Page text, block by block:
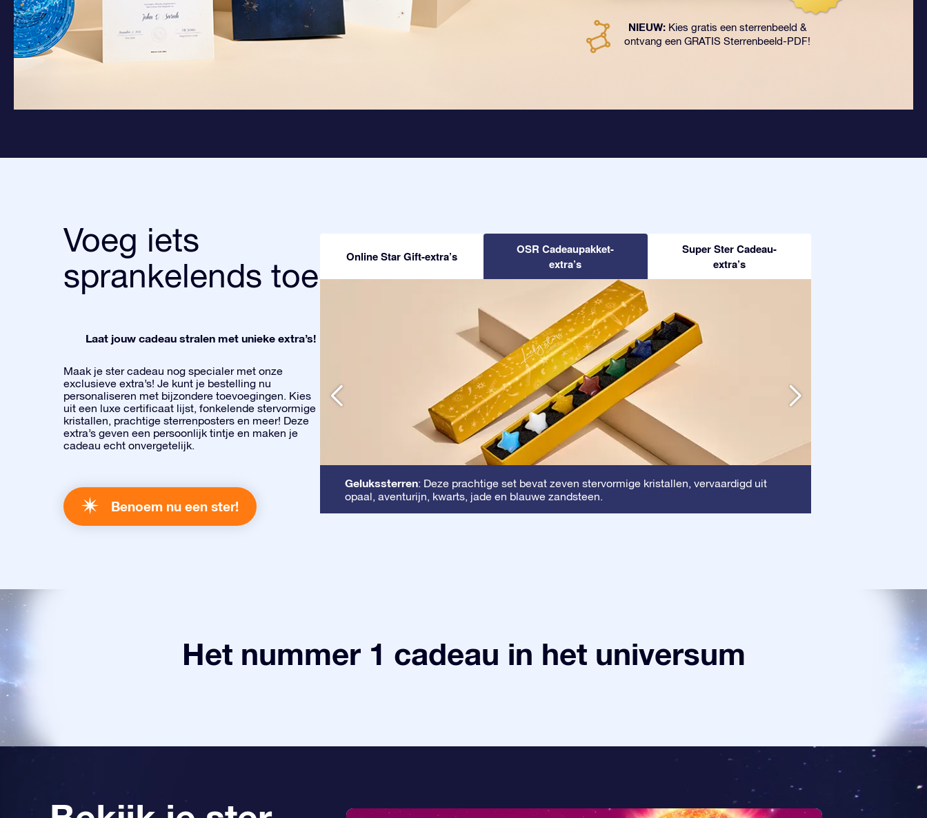
NIEUW:Kies gratis een sterrenbeeld &
ontvang een GRATIS Sterrenbeeld-PDF!
Voeg iets
sprankelends toe
Laat jouw cadeau stralen met unieke extra’s!
Maak je ster cadeau nog specialer met onze
exclusieve extra’s! Je kunt je bestelling nu
personaliseren met bijzondere toevoegingen. Kies
uit een luxe certificaat lijst, fonkelende stervormige
kristallen, prachtige sterrenposters en meer! Deze
extra’s geven een persoonlijk tintje en maken je
cadeau echt onvergetelijk.
Benoem nu een ster!
Online Star Gift-extra’s
OSR Cadeaupakket-
extra’s
Super Ster Cadeau-
extra’s
Gelukssterren: Deze prachtige set bevat zeven stervormige kristallen, vervaardigd uit
opaal, aventurijn, kwarts, jade en blauwe zandsteen.
Het nummer 1 cadeau in het universum